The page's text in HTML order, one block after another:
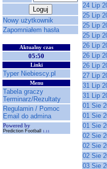
Nowy użytkownik
Zapomniałem hasła
Aktualny czas
05:50
Linki
Typer Niebiescy.pl
Menu
Tabela graczy
Terminarz/Rezultaty
Regulamin / Pomoc
Email do admina
Powered by
Prediction Football 1.11
24 Lip
25 Lip
25 Lip
25 Lip
26 Lip
26 Lip
26 Lip
27 Lip
31 Lip
31 Lip
01 Sie
01 Sie
01 Sie
02 Sie
02 Sie
02 Sie
03 Sie